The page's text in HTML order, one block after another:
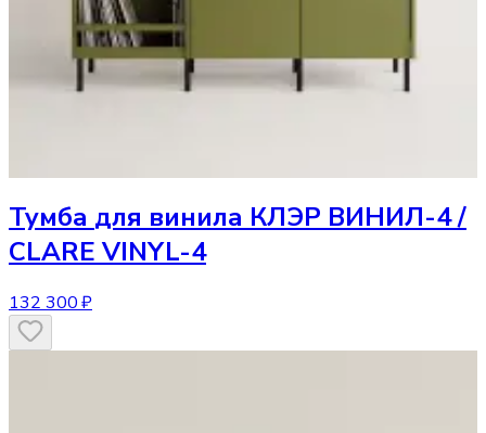
Тумба для винила КЛЭР ВИНИЛ-4 /
CLARE VINYL-4
132 300 ₽